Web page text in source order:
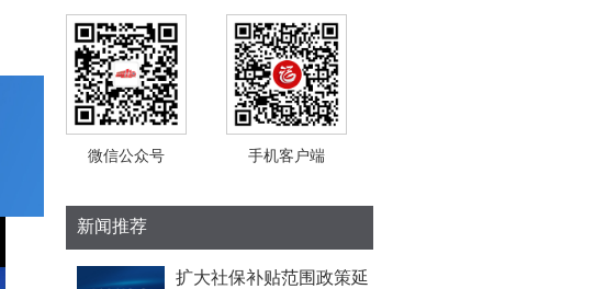
微信公众号 手机客户端
新闻推荐
扩大社保补贴范围政策延